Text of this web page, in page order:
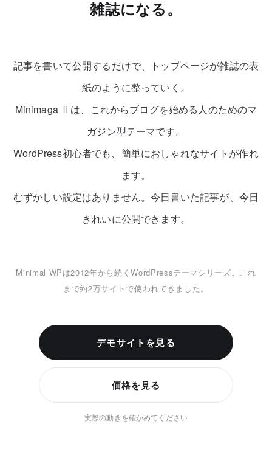
雑誌になる。
記事を書いて公開するだけで、トップページが雑誌の表
紙のように整っていく。
Minimaga Ⅱは、これからブログを始める人のためのマ
ガジン型テーマです。
WordPress初心者でも、簡単におしゃれなサイトが作れ
ます。
むずかしい設定はありません。今日書いた記事が、今日
きれいに公開できます。
Minimal WPは2012年から続くWordPressテーマシリーズ。これ
まで約2万サイトで使われてきました。
デモサイトを見る
価格を見る
実際の動きを確かめてください